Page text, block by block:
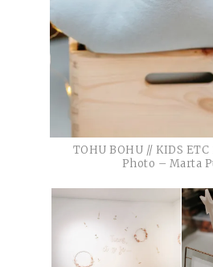
TOHU BOHU // KIDS ETC
Photo – Marta